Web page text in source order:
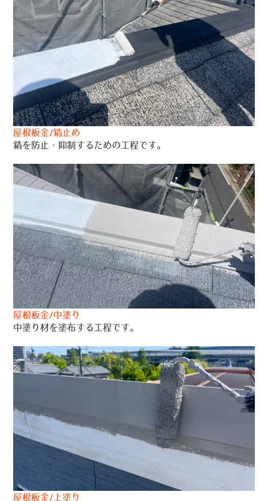
屋根板金/錆止め
錆を防止・抑制するための工程です。
屋根板金/中塗り
中塗り材を塗布する工程です。
屋根板金/上塗り